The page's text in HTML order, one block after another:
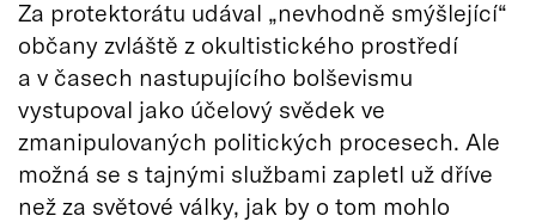
Za protektorátu udával „nevhodně smýšlející“
občany zvláště z okultistického prostředí
a v časech nastupujícího bolševismu
vystupoval jako účelový svědek ve
zmanipulovaných politických procesech. Ale
možná se s tajnými službami zapletl už dříve
než za světové války, jak by o tom mohlo